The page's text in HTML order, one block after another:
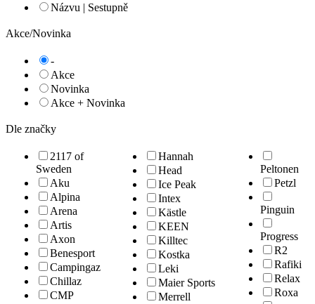
Názvu | Sestupně
Akce/Novinka
-
Akce
Novinka
Akce + Novinka
Dle značky
2117 of
Sweden
Aku
Alpina
Arena
Artis
Axon
Benesport
Campingaz
Chillaz
CMP
Hannah
Head
Ice Peak
Intex
Kästle
KEEN
Killtec
Kostka
Leki
Maier Sports
Merrell
Peltonen
Petzl
Pinguin
Progress
R2
Rafiki
Relax
Roxa